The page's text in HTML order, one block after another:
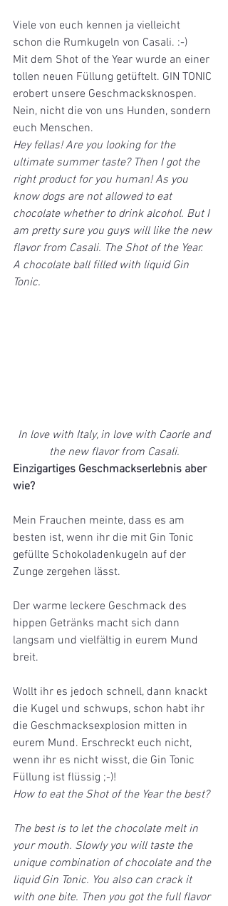
Viele von euch kennen ja vielleicht
schon die Rumkugeln von Casali. :-)
Mit dem Shot of the Year wurde an einer
tollen neuen Füllung getüftelt. GIN TONIC
erobert unsere Geschmacksknospen.
Nein, nicht die von uns Hunden, sondern
euch Menschen.
Hey fellas! Are you looking for the
ultimate summer taste? Then I got the
right product for you human! As you
know dogs are not allowed to eat
chocolate whether to drink alcohol. But I
am pretty sure you guys will like the new
flavor from Casali. The Shot of the Year.
A chocolate ball filled with liquid Gin
Tonic.
the new flavor from Casali.
Einzigartiges Geschmackserlebnis aber
wie?
Mein Frauchen meinte, dass es am
besten ist, wenn ihr die mit Gin Tonic
gefüllte Schokoladenkugeln auf der
Zunge zergehen lässt.
Der warme leckere Geschmack des
hippen Getränks macht sich dann
langsam und vielfältig in eurem Mund
breit.
Wollt ihr es jedoch schnell, dann knackt
die Kugel und schwups, schon habt ihr
die Geschmacksexplosion mitten in
eurem Mund. Erschreckt euch nicht,
wenn ihr es nicht wisst, die Gin Tonic
Füllung ist flüssig ;-)!
How to eat the Shot of the Year the best?
The best is to let the chocolate melt in
your mouth. Slowly you will taste the
unique combination of chocolate and the
liquid Gin Tonic. You also can crack it
with one bite. Then you got the full flavor